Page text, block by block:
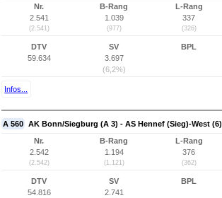
Nr.
2.541
(2.541)
B-Rang
1.039
(977)
L-Rang
337
(326)
DTV
59.634
SV
3.697
(6,2%)
BPL
Infos...
A 560 AK Bonn/Siegburg (A 3) - AS Hennef (Sieg)-West (6)
Nr.
2.542
(2.542)
B-Rang
1.194
(1.121)
L-Rang
376
(362)
DTV
54.816
SV
2.741
BPL